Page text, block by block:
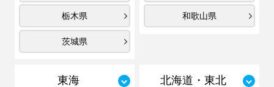
栃木県
茨城県
和歌山県
東海 北海道・東北